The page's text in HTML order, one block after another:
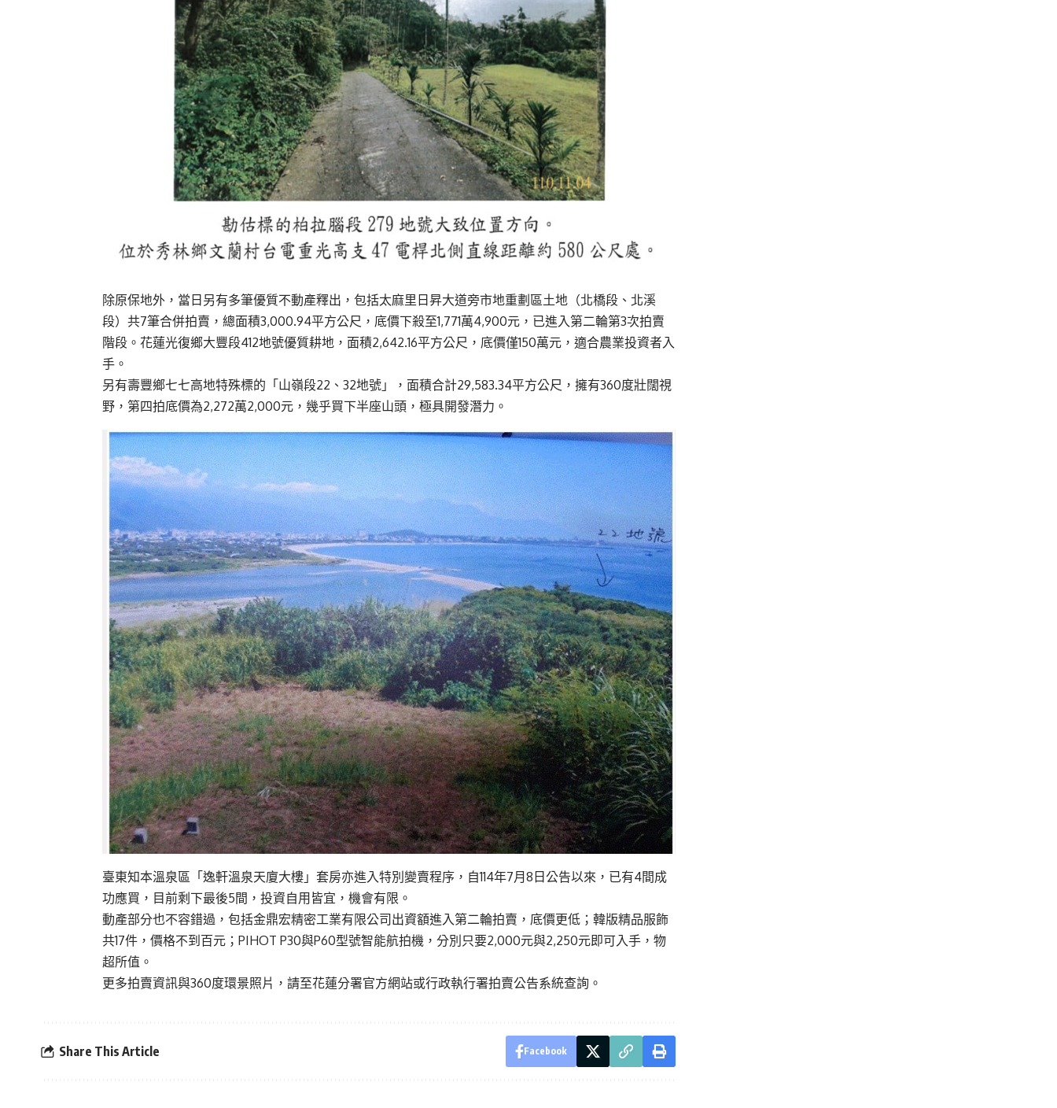
除原保地外，當日另有多筆優質不動產釋出，包括太麻里日昇大道旁市地重劃區土地（北橋段、北溪
段）共7筆合併拍賣，總面積3,000.94平方公尺，底價下殺至1,771萬4,900元，已進入第二輪第3次拍賣
階段。花蓮光復鄉大豐段412地號優質耕地，面積2,642.16平方公尺，底價僅150萬元，適合農業投資者入
手。
另有壽豐鄉七七高地特殊標的「山嶺段22、32地號」，面積合計29,583.34平方公尺，擁有360度壯闊視
野，第四拍底價為2,272萬2,000元，幾乎買下半座山頭，極具開發潛力。
臺東知本溫泉區「逸軒溫泉天廈大樓」套房亦進入特別變賣程序，自114年7月8日公告以來，已有4間成
功應買，目前剩下最後5間，投資自用皆宜，機會有限。
動產部分也不容錯過，包括金鼎宏精密工業有限公司出資額進入第二輪拍賣，底價更低；韓版精品服飾
共17件，價格不到百元；PIHOT P30與P60型號智能航拍機，分別只要2,000元與2,250元即可入手，物
超所值。
更多拍賣資訊與360度環景照片，請至花蓮分署官方網站或行政執行署拍賣公告系統查詢。
Share This Article Facebook